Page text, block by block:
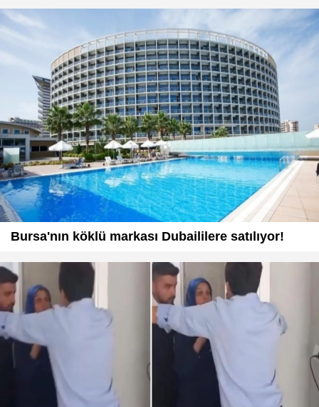
Bursa'nın köklü markası Dubaililere satılıyor!